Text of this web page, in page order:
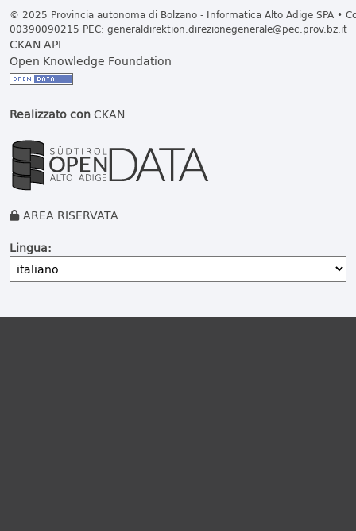
© 2025 Provincia autonoma di Bolzano - Informatica Alto Adige SPA •
00390090215 PEC: generaldirektion.direzionegenerale@pec.prov.bz.it
CKAN API
Open Knowledge Foundation
Realizzato conCKAN
AREA RISERVATA
Lingua